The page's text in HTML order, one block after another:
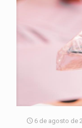
6 de agosto de